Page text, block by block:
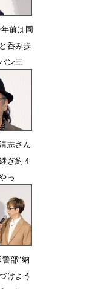
前は同
呑み歩
ン三
分
志さん
ぎ約４
っ
分
部”納
けよう